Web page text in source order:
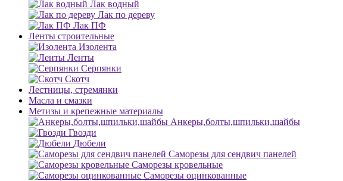
Лак водный
Лак по дереву
Лак ПФ
Ленты строительные
Изолента
Ленты
Серпянки
Скотч
Лестницы, стремянки
Масла и смазки
Метизы и крепежные материалы
Анкеры,болты,шпильки,шайбы
Гвозди
Дюбели
Саморезы для сендвич панелей
Саморезы кровельные
Саморезы оцинкованные